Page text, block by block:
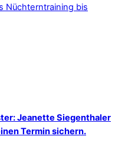
Nüchterntraining bis
Jeanette Siegenthaler
Termin sichern.